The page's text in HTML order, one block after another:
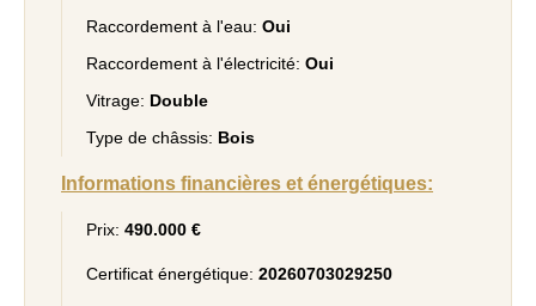
Raccordement à l'eau: Oui
Raccordement à l'électricité: Oui
Vitrage: Double
Type de châssis: Bois
Informations financières et énergétiques:
Prix: 490.000 €
Certificat énergétique: 20260703029250